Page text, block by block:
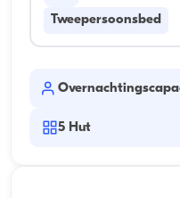
Tweepersoonsbed
5 Hut